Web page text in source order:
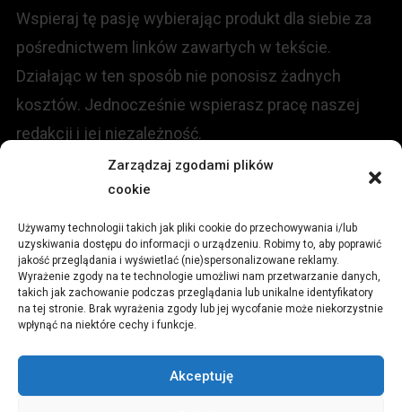
Zarządzaj zgodami plików
cookie
Używamy technologii takich jak pliki cookie do przechowywania i/lub
uzyskiwania dostępu do informacji o urządzeniu. Robimy to, aby poprawić
jakość przeglądania i wyświetlać (nie)spersonalizowane reklamy.
Wyrażenie zgody na te technologie umożliwi nam przetwarzanie danych,
takich jak zachowanie podczas przeglądania lub unikalne identyfikatory
na tej stronie. Brak wyrażenia zgody lub jej wycofanie może niekorzystnie
wpłynąć na niektóre cechy i funkcje.
Akceptuję
Wspieraj tę pasję wybierając produkt dla siebie za
pośrednictwem linków zawartych w tekście.
Działając w ten sposób nie ponosisz żadnych
kosztów. Jednocześnie wspierasz pracę naszej
redakcji i jej niezależność.
Redakcja portalu:
ul.Stara 13, 42-600 Tarnowskie Góry
TEL:+48 509 547 822
redakcja@czytamiwiem.pl